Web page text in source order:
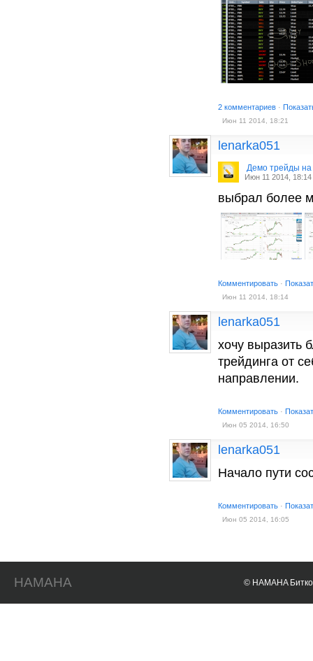
2 комментариев ·
Июн 11 2014, 18:21
lenarka051
Демо трейды на
Июн 11 2014, 18:14
выбрал более
Комментировать ·
Июн 11 2014, 18:14
lenarka051
хочу выразить
трейдинга от
направлении.
Комментировать ·
Июн 05 2014, 16:50
lenarka051
Начало пути
Комментировать ·
Июн 05 2014, 16:05
HAMAHA © HAMAHA